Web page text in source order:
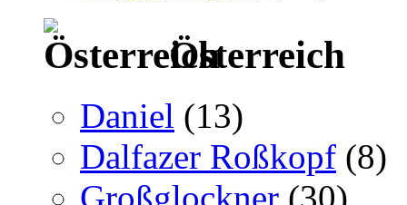
Österreich
Daniel (13)
Dalfazer Roßkopf (8)
Großglockner (30)